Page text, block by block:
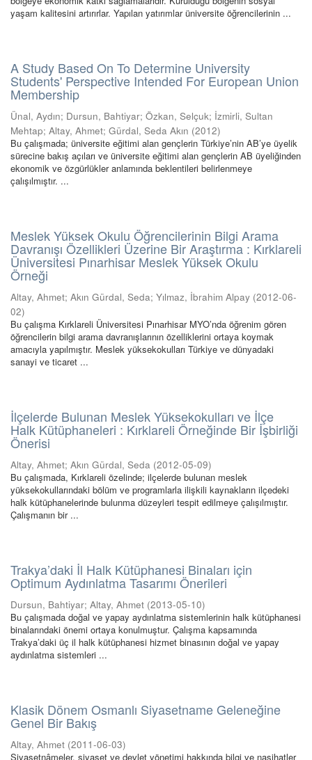
yaşam kalitesini artırırlar. Yapılan yatırımlar üniversite öğrencilerinin ...
A Study Based On To Determine University
Students' Perspective Intended For European Union
Membership
Ünal, Aydın; Dursun, Bahtiyar; Özkan, Selçuk; İzmirli, Sultan
Mehtap; Altay, Ahmet; Gürdal, Seda Akın (2012)
Bu çalışmada; üniversite eğitimi alan gençlerin Türkiye’nin AB’ye üyelik
sürecine bakış açıları ve üniversite eğitimi alan gençlerin AB üyeliğinden
ekonomik ve özgürlükler anlamında beklentileri belirlenmeye
çalışılmıştır. ...
Meslek Yüksek Okulu Öğrencilerinin Bilgi Arama
Davranışı Özellikleri Üzerine Bir Araştırma : Kırklareli
Üniversitesi Pınarhisar Meslek Yüksek Okulu
Örneği
Altay, Ahmet; Akın Gürdal, Seda; Yılmaz, İbrahim Alpay (2012-06-
02)
Bu çalışma Kırklareli Üniversitesi Pınarhisar MYO’nda öğrenim gören
öğrencilerin bilgi arama davranışlarının özelliklerini ortaya koymak
amacıyla yapılmıştır. Meslek yüksekokulları Türkiye ve dünyadaki
sanayi ve ticaret ...
İlçelerde Bulunan Meslek Yüksekokulları ve İlçe
Halk Kütüphaneleri : Kırklareli Örneğinde Bir İşbirliği
Önerisi
Altay, Ahmet; Akın Gürdal, Seda (2012-05-09)
Bu çalışmada, Kırklareli özelinde; ilçelerde bulunan meslek
yüksekokullarındaki bölüm ve programlarla ilişkili kaynakların ilçedeki
halk kütüphanelerinde bulunma düzeyleri tespit edilmeye çalışılmıştır.
Çalışmanın bir ...
Trakya’daki İl Halk Kütüphanesi Binaları için
Optimum Aydınlatma Tasarımı Önerileri
Dursun, Bahtiyar; Altay, Ahmet (2013-05-10)
Bu çalışmada doğal ve yapay aydınlatma sistemlerinin halk kütüphanesi
binalarındaki önemi ortaya konulmuştur. Çalışma kapsamında
Trakya’daki üç il halk kütüphanesi hizmet binasının doğal ve yapay
aydınlatma sistemleri ...
Klasik Dönem Osmanlı Siyasetname Geleneğine
Genel Bir Bakış
Altay, Ahmet (2011-06-03)
Siyasetnâmeler, siyaset ve devlet yönetimi hakkında bilgi ve nasihatler